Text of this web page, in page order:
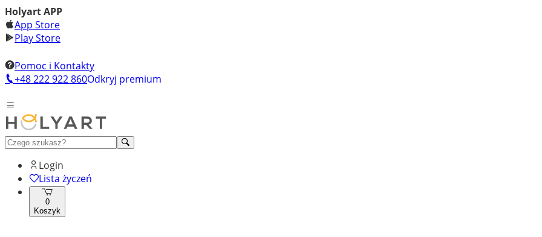
Holyart APP
App Store
Play Store
Pomoc i Kontakty
+48 222 922 860Odkryj premium
Login
Lista życzeń
0
Koszyk